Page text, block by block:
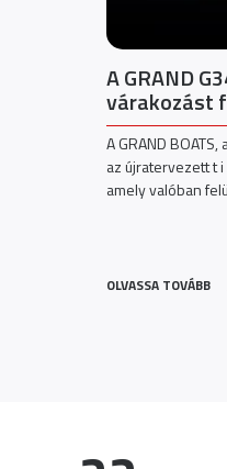
A GRAND
várakozást
A GRAND
az újratervezett t i
amely valóban
OLVASSA TOVÁBB